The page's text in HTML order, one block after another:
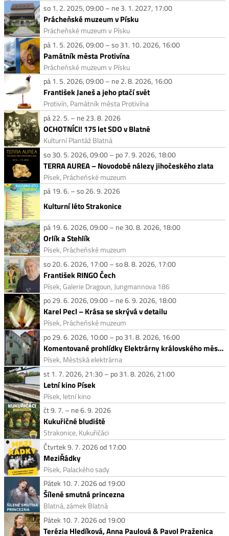
so 1. 2. 2025, 09:00 – ne 3. 1. 2027, 17:00
Prácheňské muzeum v Písku
Prácheňské muzeum v Písku
pá 1. 5. 2026, 09:00 – so 31. 10. 2026, 16:00
Památník města Protivína
Prácheňské muzeum v Písku
pá 1. 5. 2026, 09:00 – ne 2. 8. 2026, 16:00
František Janeš a jeho ptačí svět
Protivín, Památník města Protivína
pá 22. 5. – ne 23. 8. 2026
OCHOTNÍCI! 175 let SDO v Blatné
Kulturní Plantáž Blatná
so 30. 5. 2026, 09:00 – po 7. 9. 2026, 18:00
TERRA AUREA – Novodobé nálezy jihočeského zlata
Písek, Prácheňské muzeum
pá 19. 6. – so 26. 9. 2026
Kulturní léto Strakonice
pá 19. 6. 2026, 09:00 – ne 30. 8. 2026, 18:00
Orlík a Stehlík
Písek, Prácheňské muzeum
so 20. 6. 2026, 17:00 – so 8. 8. 2026, 17:00
František RINGO Čech
Písek, Galerie Dragoun, Jungmannova 186
po 29. 6. 2026, 09:00 – ne 6. 9. 2026, 18:00
Karel Pecl – Krása se skrývá v detailu
Písek, Prácheňské muzeum
po 29. 6. 2026, 10:00 – po 31. 8. 2026, 16:00
Komentované prohlídky Elektrárny královského města Písku
Písek, Městská elektrárna
st 1. 7. 2026, 21:30 – po 31. 8. 2026, 21:00
Letní kino Písek
Písek, letní kino
čt 9. 7. – ne 6. 9. 2026
Kukuřičné bludiště
Strakonice, Kukuřičáci
Čtvrtek 9. 7. 2026 od 17:00
MeziŘádky
Písek, Palackého sady
Pátek 10. 7. 2026 od 19:00
Šíleně smutná princezna
Blatná, zámek Blatná
Pátek 10. 7. 2026 od 19:00
Terézia Hledíková, Anna Paulová & Pavol Praženica